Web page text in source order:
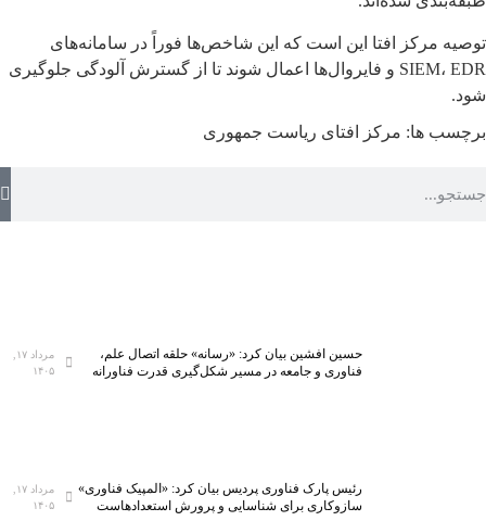
توصیه مرکز افتا این است که این شاخص‌ها فوراً در سامانه‌های
SIEM، EDR و فایروال‌ها اعمال شوند تا از گسترش آلودگی جلوگیری
شود.
برچسب ها: مرکز افتای ریاست جمهوری
حسین افشین بیان کرد: «رسانه» حلقه اتصال علم،
فناوری و جامعه در مسیر شکل‌گیری قدرت فناورانه
مرداد ۱۷,
۱۴۰۵
رئیس پارک فناوری پردیس بیان کرد: «المپیک فناوری»
سازوکاری برای شناسایی و پرورش استعدادهاست
مرداد ۱۷,
۱۴۰۵